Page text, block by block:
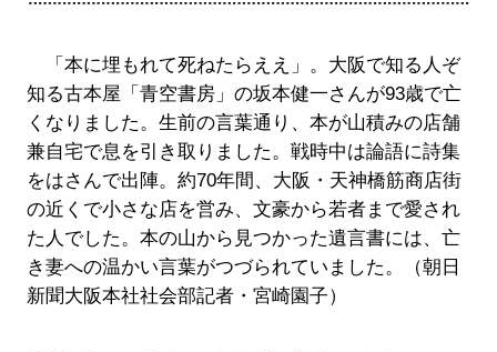
「本に埋もれて死ねたらええ」。大阪で知る人ぞ
知る古本屋「青空書房」の坂本健一さんが93歳で亡
くなりました。生前の言葉通り、本が山積みの店舗
兼自宅で息を引き取りました。戦時中は論語に詩集
をはさんで出陣。約70年間、大阪・天神橋筋商店街
の近くで小さな店を営み、文豪から若者まで愛され
た人でした。本の山から見つかった遺言書には、亡
き妻への温かい言葉がつづられていました。（朝日
新聞大阪本社社会部記者・宮崎園子）